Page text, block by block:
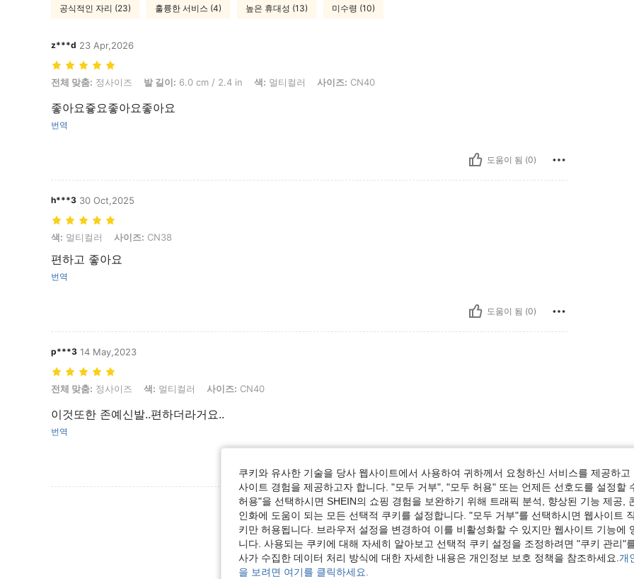
공식적인 자리 (23) 훌륭한 서비스 (4) 높은 휴대성 (13) 미수령 (10)
z***d 23 Apr,2026
전체 맞춤: 정사이즈, 발 길이: 6.0 cm / 2.4 in, 색: 멀티컬러, 사이즈: CN40
전체 맞춤: 정사이즈 발 길이: 6.0 cm / 2.4 in 색: 멀티컬러 사이즈: CN40
좋아요즇요좋아요좋아요
번역
도움이 됨 (0)
h***3 30 Oct,2025
색: 멀티컬러, 사이즈: CN38
색: 멀티컬러 사이즈: CN38
편하고 좋아요
번역
도움이 됨 (0)
p***3 14 May,2023
전체 맞춤: 정사이즈, 색: 멀티컬러, 사이즈: CN40
전체 맞춤: 정사이즈 색: 멀티컬러 사이즈: CN40
이것또한 존예신발..편하더라거요..
번역
도움이 됨 (0)
리뷰 더 보기
쿠키와 유사한 기술을 당사 웹사이트에서 사용하여 귀하께서 요청하신 서비스를 제공하고
사이트 경험을 제공하고자 합니다. "모두 거부", "모두 허용" 또는 언제든 선호도를 설정할
허용"을 선택하시면 SHEIN의 쇼핑 경험을 보완하기 위해 트래픽 분석, 향상된 기능 제공,
인화에 도움이 되는 모든 선택적 쿠키를 설정합니다. "모두 거부"를 선택하시면 웹사이트
키만 허용됩니다. 브라우저 설정을 변경하여 이를 비활성화할 수 있지만 웹사이트 기능에
니다. 사용되는 쿠키에 대해 자세히 알아보고 선택적 쿠키 설정을 조정하려면 "쿠키 관리"
사가 수집한 데이터 처리 방식에 대한 자세한 내용은 개인정보 보호 정책을 참조하세요. 개
을 보려면 여기를 클릭하세요.